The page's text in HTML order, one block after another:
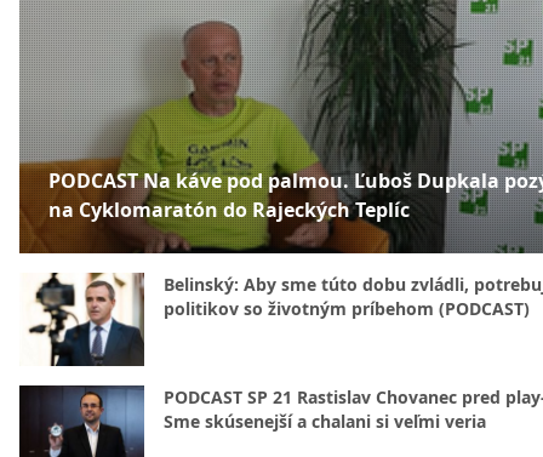
PODCAST Na káve pod palmou. Ľuboš Dupkala
na Cyklomaratón do Rajeckých Teplíc
Belinský: Aby sme túto dobu zvládli,
politikov so životným príbehom (PODCAST)
PODCAST SP 21 Rastislav Chovanec pred
Sme skúsenejší a chalani si veľmi veria